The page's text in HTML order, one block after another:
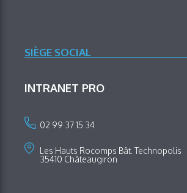
SIÈGE SOCIAL
INTRANET PRO
02 99 37 15 34
Les Hauts Rocomps Bât. Technopolis
35410 Châteaugiron